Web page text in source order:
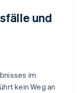
und
im
kein Weg an